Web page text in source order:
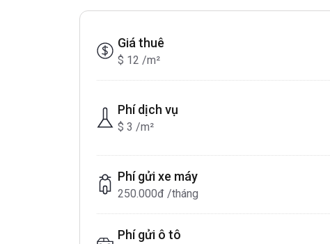
Giá thuê
$ 12 /m²
Phí dịch vụ
$ 3 /m²
Phí gửi xe máy
250.000đ /tháng
Phí gửi ô tô